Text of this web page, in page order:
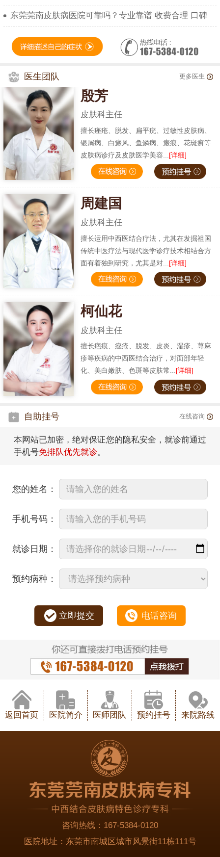
东莞莞南皮肤病医院可靠吗？专业靠谱 收费合理 口碑
医生团队 更多医生
殷芳
皮肤科主任
擅长痤疮、脱发、扁平疣、过敏性皮肤病、
银屑病、白癜风、鱼鳞病、瘢痕、花斑癣等
皮肤病诊疗及皮肤医学美容... [详细]
周建国
皮肤科主任
擅长运用中西医结合疗法，尤其在发掘祖国
传统中医疗法与现代医学诊疗技术相结合方
面有着独到研究，尤其是对... [详细]
柯仙花
皮肤科主任
擅长疤痕、痤疮、脱发、皮炎、湿疹、荨麻
疹等疾病的中西医结合治疗，对面部年轻
化、美白嫩肤、色斑等皮肤常...[详细]
自助挂号 在线咨询
本网站已加密，绝对保证您的隐私安全，就诊前通过
手机号免排队优先就诊。
您的姓名：
手机号码：
就诊日期：
预约病种：
立即提交 电话咨询
返回首页 医院简介 医师团队 预约挂号 来院路线
咨询热线： 167-5384-0120
医院地址： 东莞市南城区城市风景街11栋111号